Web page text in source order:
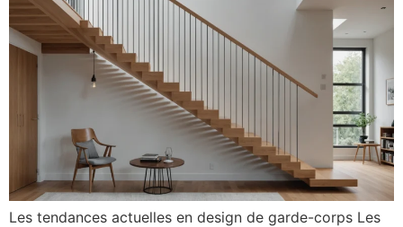
Les tendances actuelles en design de garde-corps Les